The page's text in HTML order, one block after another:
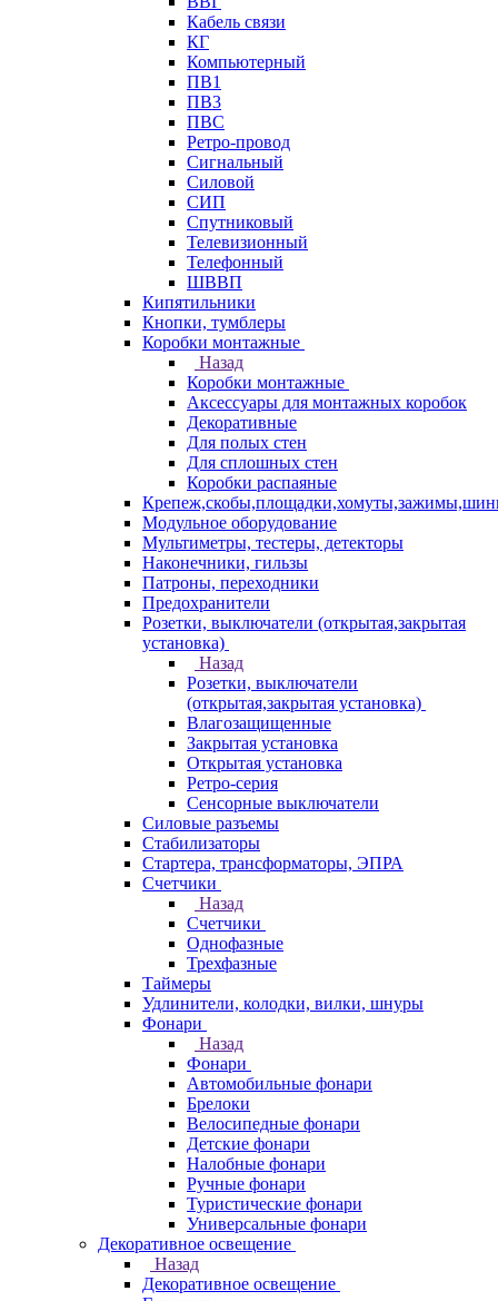
Кабель связи
КГ
Компьютерный
ПВ1
ПВ3
ПВС
Ретро-провод
Сигнальный
Силовой
СИП
Спутниковый
Телевизионный
Телефонный
ШВВП
Кипятильники
Кнопки, тумблеры
Коробки монтажные
Назад
Коробки монтажные
Аксессуары для монтажных коробок
Декоративные
Для полых стен
Для сплошных стен
Коробки распаяные
Модульное оборудование
Мультиметры, тестеры, детекторы
Наконечники, гильзы
Патроны, переходники
Предохранители
Розетки, выключатели (открытая,закрытая
установка)
Назад
Розетки, выключатели
(открытая,закрытая установка)
Влагозащищенные
Закрытая установка
Открытая установка
Ретро-серия
Сенсорные выключатели
Силовые разъемы
Стабилизаторы
Стартера, трансформаторы, ЭПРА
Счетчики
Назад
Счетчики
Однофазные
Трехфазные
Таймеры
Удлинители, колодки, вилки, шнуры
Фонари
Назад
Фонари
Автомобильные фонари
Брелоки
Велосипедные фонари
Детские фонари
Налобные фонари
Ручные фонари
Туристические фонари
Универсальные фонари
Декоративное освещение
Назад
Декоративное освещение